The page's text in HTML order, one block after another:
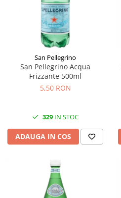
Făină italiană
Condimente & Sare
Zahăr & Îndulcitori
Lapte & Condensat
Gran Cucina
Creme & Esente
Paste Italiene
San Pellegrino
San Pellegrino Acqua
Frizzante 500ml
5,50 RON
329 IN STOC
ADAUGA IN COS